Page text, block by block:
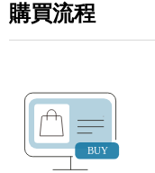
購買流程